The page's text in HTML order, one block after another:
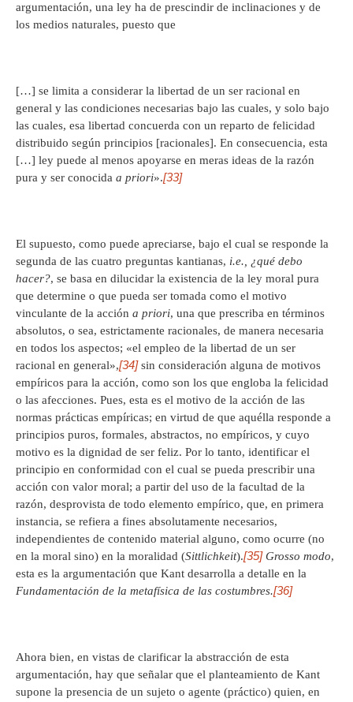
argumentación, una ley ha de prescindir de inclinaciones y de
los medios naturales, puesto que
[…] se limita a considerar la libertad de un ser racional en
general y las condiciones necesarias bajo las cuales, y solo bajo
las cuales, esa libertad concuerda con un reparto de felicidad
distribuido según principios [racionales]. En consecuencia, esta
[…] ley puede al menos apoyarse en meras ideas de la razón
pura y ser conocida a priori».[33]
El supuesto, como puede apreciarse, bajo el cual se responde la
segunda de las cuatro preguntas kantianas, i.e., ¿qué debo
hacer?, se basa en dilucidar la existencia de la ley moral pura
que determine o que pueda ser tomada como el motivo
vinculante de la acción a priori, una que prescriba en términos
absolutos, o sea, estrictamente racionales, de manera necesaria
en todos los aspectos; «el empleo de la libertad de un ser
racional en general»,[34]sin consideración alguna de motivos
empíricos para la acción, como son los que engloba la felicidad
o las afecciones. Pues, esta es el motivo de la acción de las
normas prácticas empíricas; en virtud de que aquélla responde a
principios puros, formales, abstractos, no empíricos, y cuyo
motivo es la dignidad de ser feliz. Por lo tanto, identificar el
principio en conformidad con el cual se pueda prescribir una
acción con valor moral; a partir del uso de la facultad de la
razón, desprovista de todo elemento empírico, que, en primera
instancia, se refiera a fines absolutamente necesarios,
independientes de contenido material alguno, como ocurre (no
en la moral sino) en la moralidad (Sittlichkeit).[35] Grosso modo,
esta es la argumentación que Kant desarrolla a detalle en la
Fundamentación de la metafísica de las costumbres.[36]
Ahora bien, en vistas de clarificar la abstracción de esta
argumentación, hay que señalar que el planteamiento de Kant
supone la presencia de un sujeto o agente (práctico) quien, en